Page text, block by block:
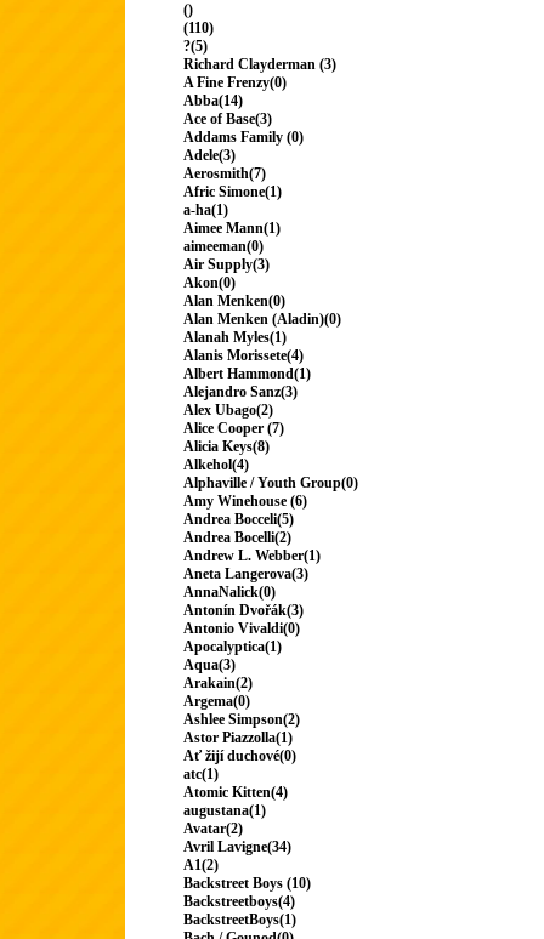
()
(110)
?(5)
Richard Clayderman (3)
A Fine Frenzy(0)
Abba(14)
Ace of Base(3)
Addams Family (0)
Adele(3)
Aerosmith(7)
Afric Simone(1)
a-ha(1)
Aimee Mann(1)
aimeeman(0)
Air Supply(3)
Akon(0)
Alan Menken(0)
Alan Menken (Aladin)(0)
Alanah Myles(1)
Alanis Morissete(4)
Albert Hammond(1)
Alejandro Sanz(3)
Alex Ubago(2)
Alice Cooper (7)
Alicia Keys(8)
Alkehol(4)
Alphaville / Youth Group(0)
Amy Winehouse (6)
Andrea Bocceli(5)
Andrea Bocelli(2)
Andrew L. Webber(1)
Aneta Langerova(3)
AnnaNalick(0)
Antonín Dvořák(3)
Antonio Vivaldi(0)
Apocalyptica(1)
Aqua(3)
Arakain(2)
Argema(0)
Ashlee Simpson(2)
Astor Piazzolla(1)
Ať žijí duchové(0)
atc(1)
Atomic Kitten(4)
augustana(1)
Avatar(2)
Avril Lavigne(34)
A1(2)
Backstreet Boys (10)
Backstreetboys(4)
BackstreetBoys(1)